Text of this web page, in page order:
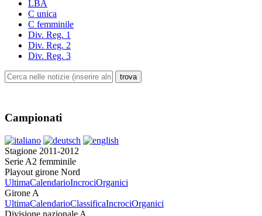
LBA
C unica
C femminile
Div. Reg. 1
Div. Reg. 2
Div. Reg. 3
Campionati
Stagione 2011-2012
Serie A2 femminile
Playout girone Nord
UltimaCalendarioIncrociOrganici
Girone A
UltimaCalendarioClassificaIncrociOrganici
Divisione nazionale A